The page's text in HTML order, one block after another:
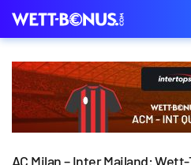
AC Milan – Inter Mailand: